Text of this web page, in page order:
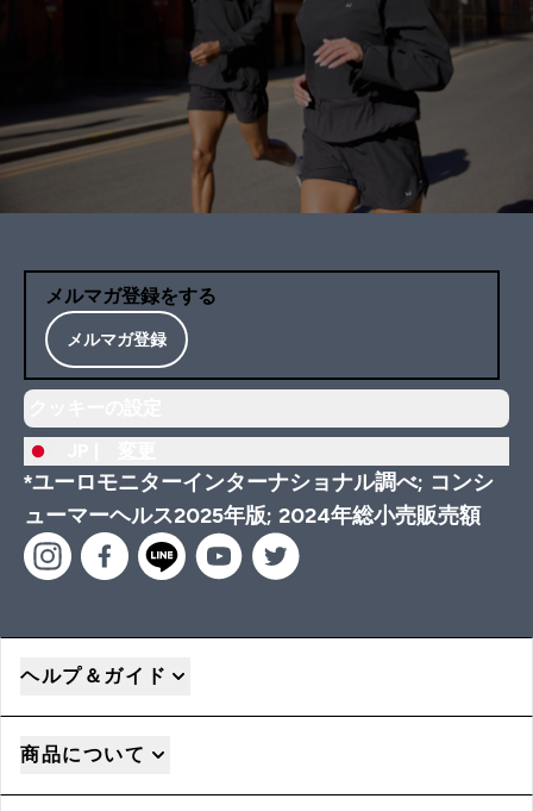
メルマガ登録をする
メルマガ登録
*ユーロモニターインターナショナル調べ; コンシ
ューマーヘルス2025年版; 2024年総小売販売額
ヘルプ＆ガイド
商品について